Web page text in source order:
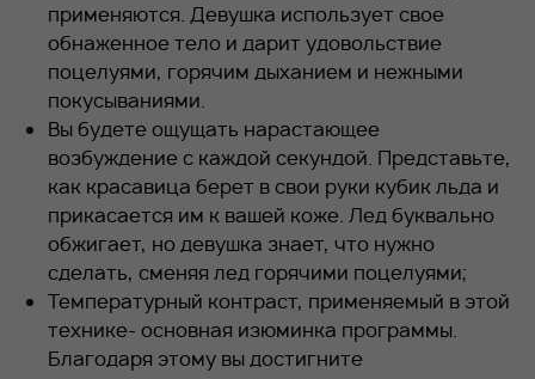
применяются. Девушка использует свое
обнаженное тело и дарит удовольствие
поцелуями, горячим дыханием и нежными
покусываниями.
Вы будете ощущать нарастающее
возбуждение с каждой секундой. Представьте,
как красавица берет в свои руки кубик льда и
прикасается им к вашей коже. Лед буквально
обжигает, но девушка знает, что нужно
сделать, сменяя лед горячими поцелуями;
Температурный контраст, применяемый в этой
технике- основная изюминка программы.
Благодаря этому вы достигните